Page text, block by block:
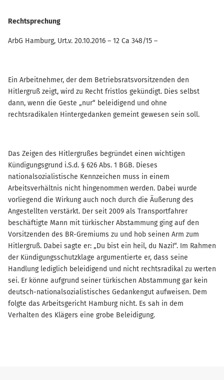
Rechtsprechung
ArbG Hamburg, Urt.v. 20.10.2016 – 12 Ca 348/15 –
Ein Arbeitnehmer, der dem Betriebsratsvorsitzenden den
Hitlergruß zeigt, wird zu Recht fristlos gekündigt. Dies selbst
dann, wenn die Geste „nur“ beleidigend und ohne
rechtsradikalen Hintergedanken gemeint gewesen sein soll.
Das Zeigen des Hitlergrußes begründet einen wichtigen
Kündigungsgrund i.S.d. § 626 Abs. 1 BGB. Dieses
nationalsozialistische Kennzeichen muss in einem
Arbeitsverhältnis nicht hingenommen werden. Dabei wurde
vorliegend die Wirkung auch noch durch die Äußerung des
Angestellten verstärkt. Der seit 2009 als Transportfahrer
beschäftigte Mann mit türkischer Abstammung ging auf den
Vorsitzenden des BR-Gremiums zu und hob seinen Arm zum
Hitlergruß. Dabei sagte er: „Du bist ein heil, du Nazi!“. Im Rahmen
der Kündigungsschutzklage argumentierte er, dass seine
Handlung lediglich beleidigend und nicht rechtsradikal zu werten
sei. Er könne aufgrund seiner türkischen Abstammung gar kein
deutsch-nationalsozialistisches Gedankengut aufweisen. Dem
folgte das Arbeitsgericht Hamburg nicht. Es sah in dem
Verhalten des Klägers eine grobe Beleidigung.